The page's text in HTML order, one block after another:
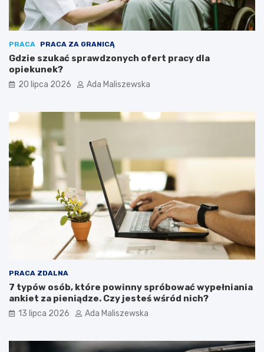
PRACA PRACA ZA GRANICĄ
Gdzie szukać sprawdzonych ofert pracy dla
opiekunek?
20 lipca 2026 Ada Maliszewska
PRACA ZDALNA
7 typów osób, które powinny spróbować wypełniania
ankiet za pieniądze. Czy jesteś wśród nich?
13 lipca 2026 Ada Maliszewska